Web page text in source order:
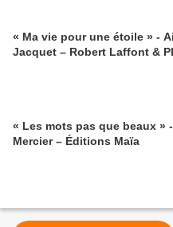
« Ma vie pour une étoile » -
Jacquet – Robert Laffont &
« Les mots pas que beaux »
Mercier – Éditions Maïa